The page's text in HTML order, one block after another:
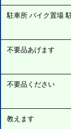
駐車所 バイク置場
不要品あげます
不要品ください
教えます